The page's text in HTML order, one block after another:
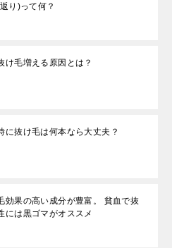
り)って何？
け毛増える原因とは？
に抜け毛は何本なら大丈夫？
効果の高い成分が豊富。 貧血で抜
には黒ゴマがオススメ